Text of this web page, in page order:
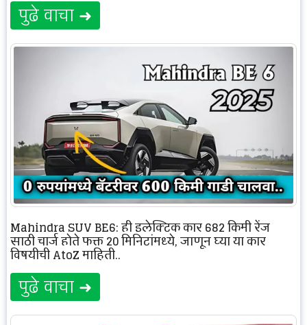
पुढे वाचा ➜
Mahindra SUV BE6: ही इलेक्ट्रिक कार 682 किमी रेंज
साठी चार्ज होते फक्त 20 मिनिटांमध्ये, जाणून घ्या या कार
विषयीची AtoZ माहिती..
पुढे वाचा ➜